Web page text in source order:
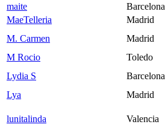
maite
Barcelona
MaeTelleria
Madrid
M. Carmen
Madrid
M Rocio
Toledo
Lydia S
Barcelona
Lya
Madrid
lunitalinda Valencia